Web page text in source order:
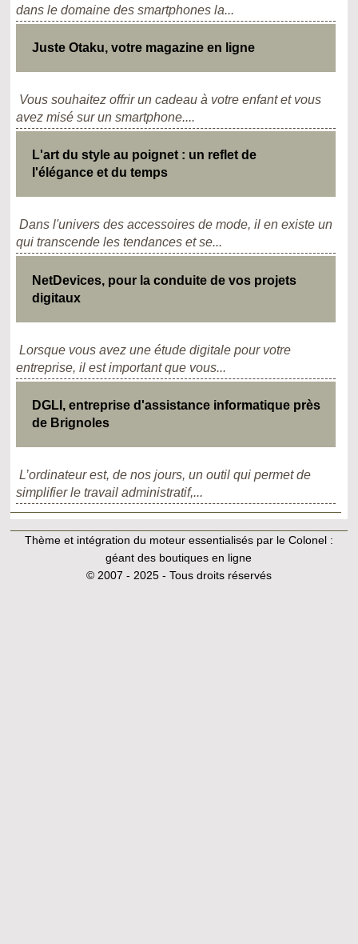
dans le domaine des smartphones la...
Juste Otaku, votre magazine en ligne
Vous souhaitez offrir un cadeau à votre enfant et vous
avez misé sur un smartphone....
L'art du style au poignet : un reflet de
l'élégance et du temps
Dans l'univers des accessoires de mode, il en existe un
qui transcende les tendances et se...
NetDevices, pour la conduite de vos projets
digitaux
Lorsque vous avez une étude digitale pour votre
entreprise, il est important que vous...
DGLI, entreprise d'assistance informatique près
de Brignoles
L’ordinateur est, de nos jours, un outil qui permet de
simplifier le travail administratif,...
Thème et intégration du moteur essentialisés par le Colonel :
géant des boutiques en ligne
© 2007 - 2025 - Tous droits réservés